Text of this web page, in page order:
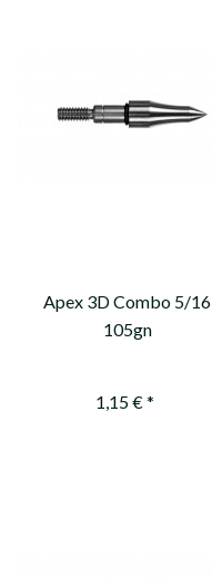
Apex 3D Combo 5/16
105gn
1,15 € *